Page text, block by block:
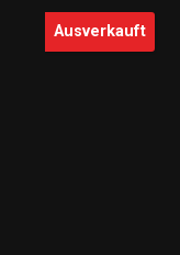
Bildergalerie
Ausverkauft